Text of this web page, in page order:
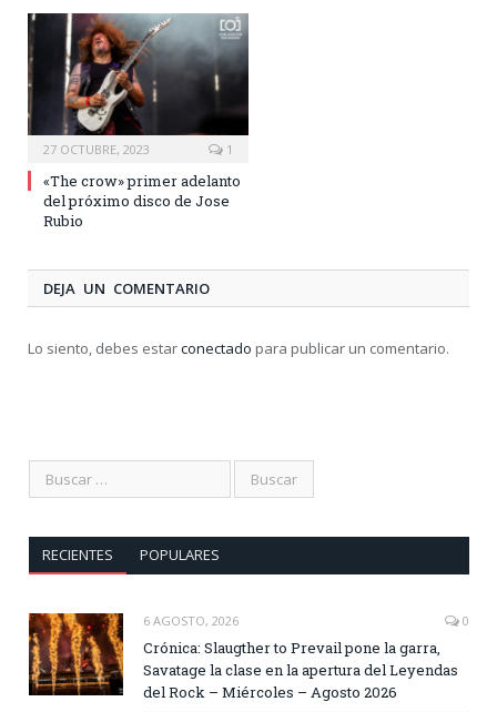
27 OCTUBRE, 2023 1
«The crow» primer adelanto
del próximo disco de Jose
Rubio
DEJA UN COMENTARIO
Lo siento, debes estarconectado para publicar un comentario.
RECIENTES POPULARES
6 AGOSTO, 2026 0
Crónica: Slaugther to Prevail pone la garra,
Savatage la clase en la apertura del Leyendas
del Rock – Miércoles – Agosto 2026